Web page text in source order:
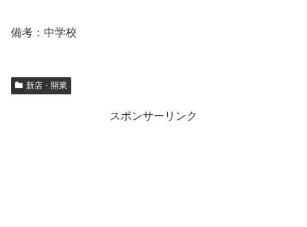
備考：中学校
新店・開業
スポンサーリンク